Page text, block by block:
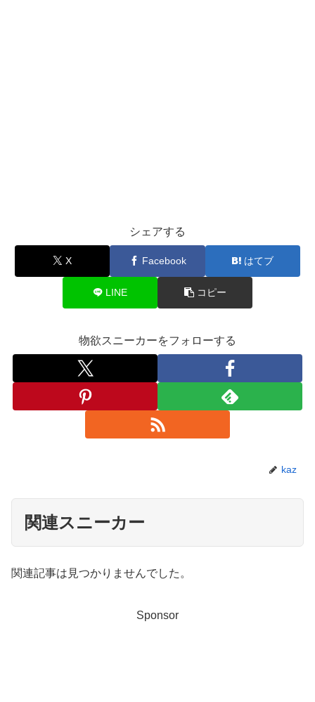
シェアする
X Facebook はてブ
LINE コピー
物欲スニーカーをフォローする
kaz
関連スニーカー
関連記事は見つかりませんでした。
Sponsor